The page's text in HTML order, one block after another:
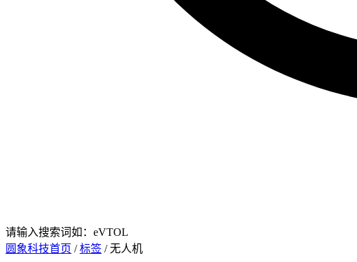
请输入搜索词如：eVTOL
圆象科技首页 /标签 / 无人机